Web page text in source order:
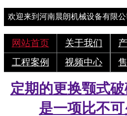
欢迎来到河南晨朗机械设备有限公
网站首页 关于我们
工程案例
视频中心
定期的更换颚式
是一项比不